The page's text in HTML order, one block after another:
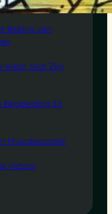
Belang van
West, Wat Zijn
Begeleiding En
Muurdecoratie
Victron